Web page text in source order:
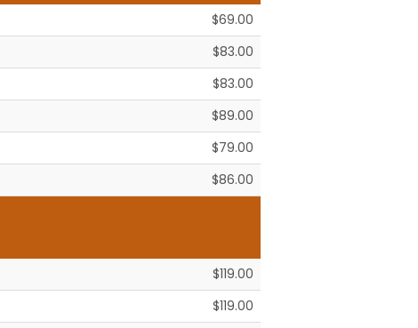
$69.00
$83.00
$83.00
$89.00
$79.00
$86.00
$119.00
$119.00